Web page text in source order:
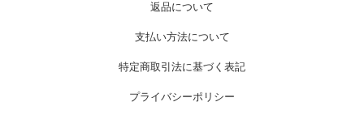
返品について
支払い方法について
特定商取引法に基づく表記
プライバシーポリシー